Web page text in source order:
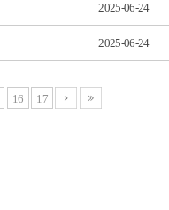
2025-06-24
2025-06-24
16 17